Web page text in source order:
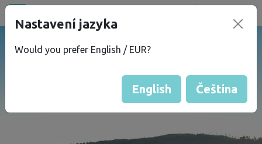
bezKempu
Nastavení jazyka
Would you prefer English / EUR?
English Čeština